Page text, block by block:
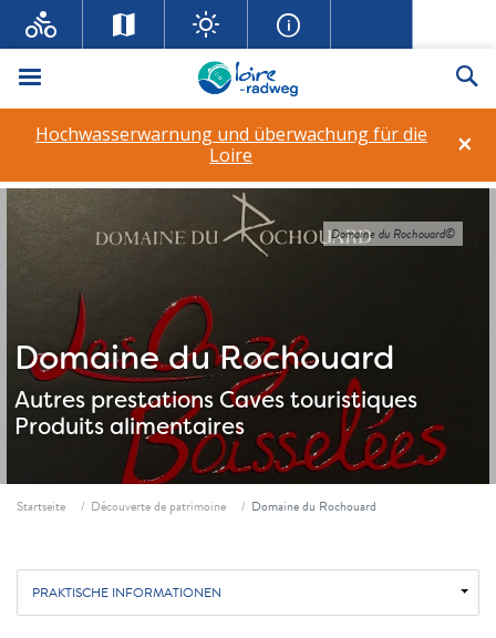
Menü
×
Hochwasserwarnung und überwachung für die
Loire
Domaine du Rochouard
Autres prestations Caves touristiques
Produits alimentaires
Domaine du Rochouard©
Fil d'ariane
Startseite Découverte de patrimoine Domaine du Rochouard
PRAKTISCHE INFORMATIONEN